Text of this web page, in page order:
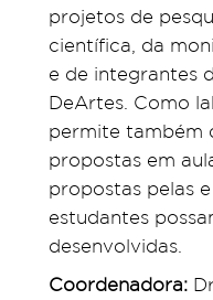
projetos de
científica, da
e de integrantes
DeArtes. Como
permite também
propostas em
propostas pelas
estudantes
desenvolvidas.
Coordenadora: